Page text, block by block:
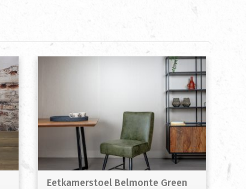
Eetkamerstoel Belmonte Green